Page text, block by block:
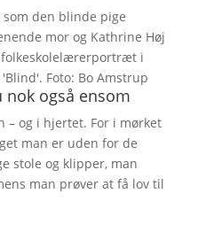
den blinde pige
mor og Kathrine Høj
i
Foto: Bo Amstrup
nok også ensom
– og i hjertet. For i mørket
man er uden for de
stole og klipper, man
man prøver at få lov til